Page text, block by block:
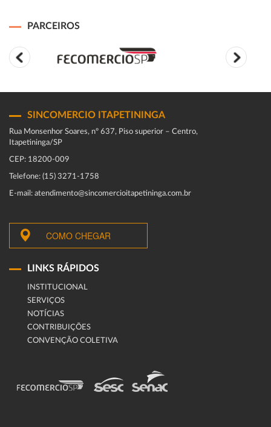
PARCEIROS
SINCOMERCIO ITAPETININGA
Rua Monsenhor Soares, nº 637, Piso superior – Centro,
Itapetininga/SP
CEP: 18200-009
Telefone: (15) 3271-1758
E-mail: atendimento@sincomercioitapetininga.com.br
COMO CHEGAR
LINKS RÁPIDOS
INSTITUCIONAL
SERVIÇOS
NOTÍCIAS
CONTRIBUIÇÕES
CONVENÇÃO COLETIVA